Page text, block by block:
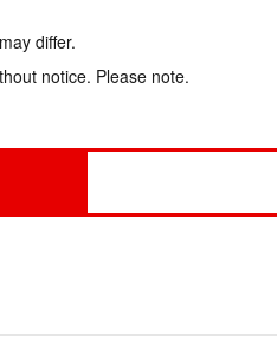
differ.
notice. Please note.